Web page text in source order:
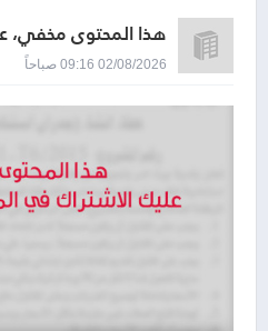
هذا المحتوى مخفي،
02/08/2026 09:16 صباحاً